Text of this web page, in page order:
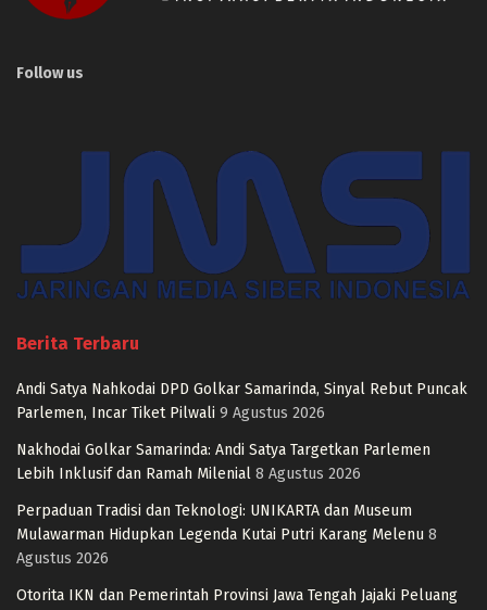
Follow us
Berita Terbaru
Andi Satya Nahkodai DPD Golkar Samarinda, Sinyal Rebut Puncak
Parlemen, Incar Tiket Pilwali 9 Agustus 2026
Nakhodai Golkar Samarinda: Andi Satya Targetkan Parlemen
Lebih Inklusif dan Ramah Milenial 8 Agustus 2026
Perpaduan Tradisi dan Teknologi: UNIKARTA dan Museum
Mulawarman Hidupkan Legenda Kutai Putri Karang Melenu 8
Agustus 2026
Otorita IKN dan Pemerintah Provinsi Jawa Tengah Jajaki Peluang